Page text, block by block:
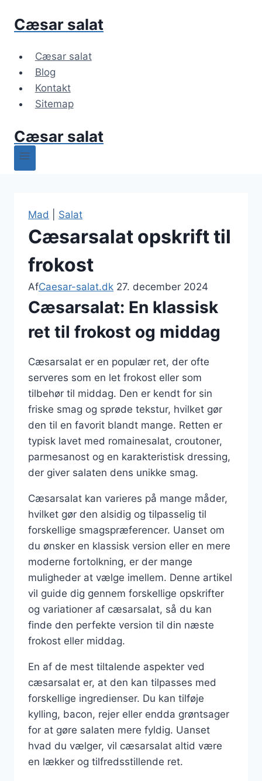
Cæsar salat
Cæsar salat
Blog
Kontakt
Sitemap
Cæsar salat
Mad Salat
Cæsarsalat opskrift til
frokost
AfCaesar-salat.dk 27. december 2024
Cæsarsalat: En klassisk
ret til frokost og middag
Cæsarsalat er en populær ret, der ofte
serveres som en let frokost eller som
tilbehør til middag. Den er kendt for sin
friske smag og sprøde tekstur, hvilket gør
den til en favorit blandt mange. Retten er
typisk lavet med romainesalat, croutoner,
parmesanost og en karakteristisk dressing,
der giver salaten dens unikke smag.
Cæsarsalat kan varieres på mange måder,
hvilket gør den alsidig og tilpasselig til
forskellige smagspræferencer. Uanset om
du ønsker en klassisk version eller en mere
moderne fortolkning, er der mange
muligheder at vælge imellem. Denne artikel
vil guide dig gennem forskellige opskrifter
og variationer af cæsarsalat, så du kan
finde den perfekte version til din næste
frokost eller middag.
En af de mest tiltalende aspekter ved
cæsarsalat er, at den kan tilpasses med
forskellige ingredienser. Du kan tilføje
kylling, bacon, rejer eller endda grøntsager
for at gøre salaten mere fyldig. Uanset
hvad du vælger, vil cæsarsalat altid være
en lækker og tilfredsstillende ret.